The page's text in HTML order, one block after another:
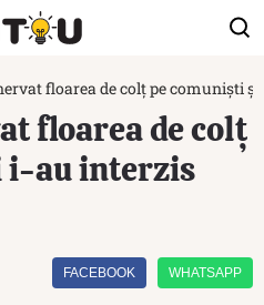
floarea de colț pe comuniști
floarea de colț
i-au interzis
FACEBOOK WHATSAPP